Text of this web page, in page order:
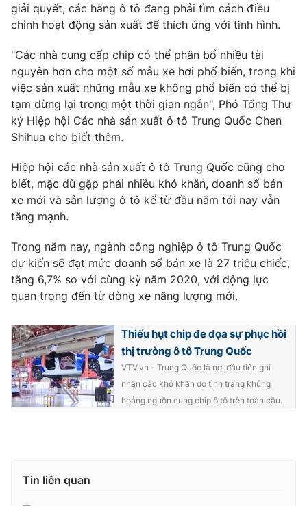
Theo dõi báo trên
Cơ quan chủ quản:
Đài Truyền hình Việt Nam
Cơ quan báo chí:Thời báo VTV
Giấy phép hoạt động báo in và báo điện tử số 483/GP-BTTTT
cấp ngày 29/12/2023
Tổng Biên tập:Vũ Thanh Thủy
Nguyễn Trọng Ninh
Tổng đài VTV: 024.38 355 931 - 024.38 355 932
Ðiện thoại Thời báo VTV:024.66 897 897
Email:
toasoan@vtv.vn
Liên hệ quảng cáo:024-7300.7108
giải quyết, các hãng ô tô đang phải tìm cách điều
chỉnh hoạt động sản xuất để thích ứng với tình hình.
"Các nhà cung cấp chip có thể phân bổ nhiều tài
nguyên hơn cho một số mẫu xe hơi phổ biến, trong khi
việc sản xuất những mẫu xe không phổ biến có thể bị
tạm dừng lại trong một thời gian ngắn", Phó Tổng Thư
ký Hiệp hội Các nhà sản xuất ô tô Trung Quốc Chen
Shihua cho biết thêm.
Hiệp hội các nhà sản xuất ô tô Trung Quốc cũng cho
biết, mặc dù gặp phải nhiều khó khăn, doanh số bán
xe mới và sản lượng ô tô kể từ đầu năm tới nay vẫn
tăng mạnh.
Trong năm nay, ngành công nghiệp ô tô Trung Quốc
dự kiến sẽ đạt mức doanh số bán xe là 27 triệu chiếc,
tăng 6,7% so với cùng kỳ năm 2020, với động lực
quan trọng đến từ dòng xe năng lượng mới.
Thiếu hụt chip đe dọa sự phục hồi
thị trường ô tô Trung Quốc
VTV.vn - Trung Quốc là nơi đầu tiên ghi
nhận các khó khăn do tình trạng khủng
hoảng nguồn cung chip ô tô trên toàn cầu.
Tin liên quan